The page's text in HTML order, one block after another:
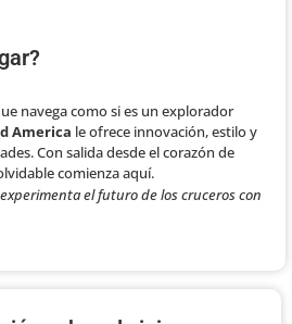
navega como si es un explorador
America le ofrece innovación, estilo y
Con salida desde el corazón de
comienza aquí.
el futuro de los cruceros con